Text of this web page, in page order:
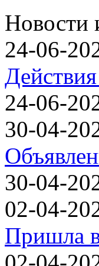
Новости
24-06-
24-06-
30-04-
30-04-
02-04-
Пришла